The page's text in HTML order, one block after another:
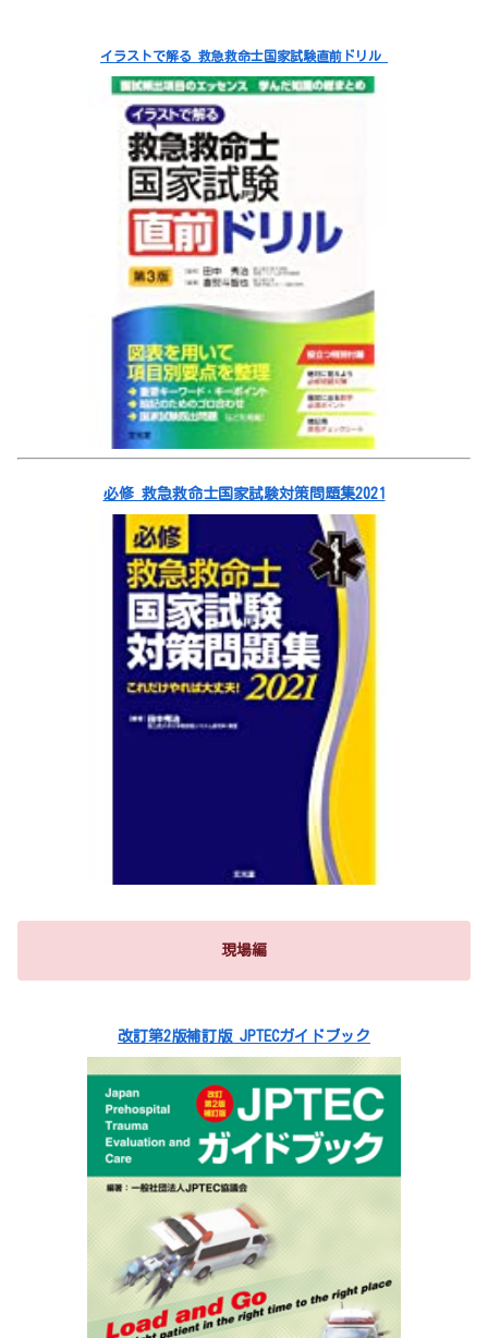
イラストで解る 救急救命士国家試験直前ドリル
必修 救急救命士国家試験対策問題集2021
現場編
改訂第2版補訂版 JPTECガイドブック